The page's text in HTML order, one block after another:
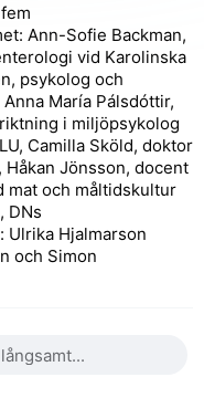
Ann-Sofie Backman,
vid Karolinska
psykolog och
María Pálsdóttir,
i miljöpsykolog
Camilla Sköld, doktor
Jönsson, docent
mat och måltidskultur
DNs
Ulrika Hjalmarson
och Simon